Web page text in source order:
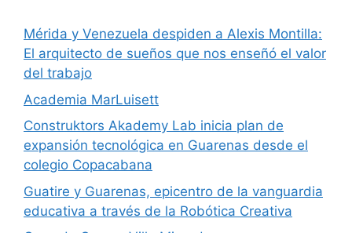
​Mérida y Venezuela despiden a Alexis Montilla:
El arquitecto de sueños que nos enseñó el valor
del trabajo
Academia MarLuisett
Construktors Akademy Lab inicia plan de
expansión tecnológica en Guarenas desde el
colegio Copacabana
Guatire y Guarenas, epicentro de la vanguardia
educativa a través de la Robótica Creativa